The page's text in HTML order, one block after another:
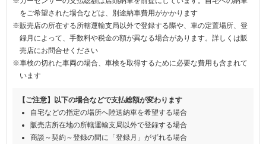
をご希望された場合などは、別途納車費用がかかります
※販売店の所在する所轄運輸支局以外で登録する際や、車の定置場所、登
録月によって、手数料や税金の額が異なる場合があります。詳しくは販
売店にお問合せください
※車検の切れた車両の場合、車検を取得するために必要な費用も含まれて
います
【ご注意】以下の場合などで支払総額が変わります
自宅などの指定の場所へ陸送納車を希望する場合
販売店所在地の所轄運輸支局以外で登録する場合
商談～契約～登録の間に「登録月」がずれる場合